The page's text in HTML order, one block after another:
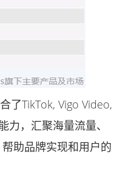
TikTok, Vigo Video,
，汇聚海量流量、
助品牌实现和用户的